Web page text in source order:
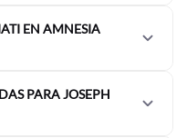
EN AMNESIA
PARA JOSEPH